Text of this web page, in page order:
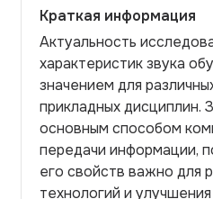
Краткая информация
Актуальность
характеристик звука
значением для
прикладных дисциплин.
основным способом
передачи информации,
его свойств важно для
технологий и